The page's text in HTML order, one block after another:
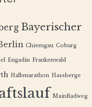
Bayerischer
Chiemgau Coburg
Engadin Frankenwald
Halbmarathon Hassberge
MainRadweg